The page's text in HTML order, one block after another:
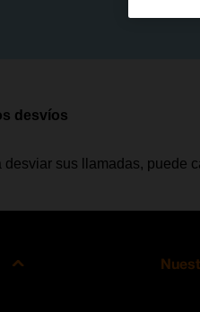
desvíos
sus llamadas, puede